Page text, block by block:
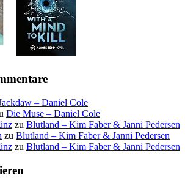
– Daniel Cole
Die Muse – Daniel Cole
zu Blutland – Kim Faber & Janni Pedersen
zu Blutland – Kim Faber & Janni Pedersen
zu Blutland – Kim Faber & Janni Pedersen